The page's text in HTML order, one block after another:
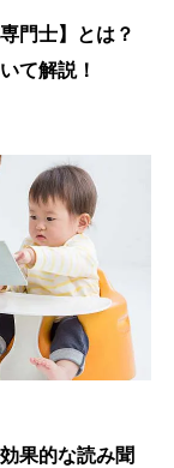
門士】とは？
て解説！
果的な読み聞